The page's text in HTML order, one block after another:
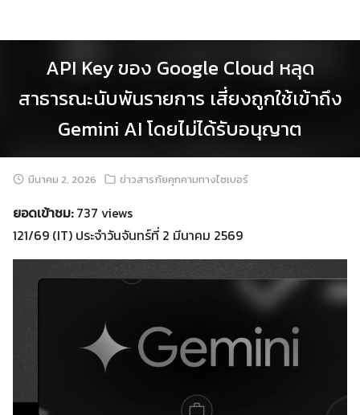
API Key ของ Google Cloud หลุด
สาธารณะนับพันรายการ เสี่ยงถูกใช้เข้าถึง
Gemini AI โดยไม่ได้รับอนุญาต
มีนาคม 2, 2026 ข่าวสารภัยคุกคามทางไซเบอร์
ยอดเข้าชม:737 views
121/69 (IT) ประจำวันจันทร์ที่ 2 มีนาคม 2569